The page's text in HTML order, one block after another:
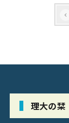
理大の栞